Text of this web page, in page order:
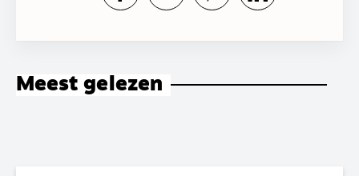
Meest gelezen